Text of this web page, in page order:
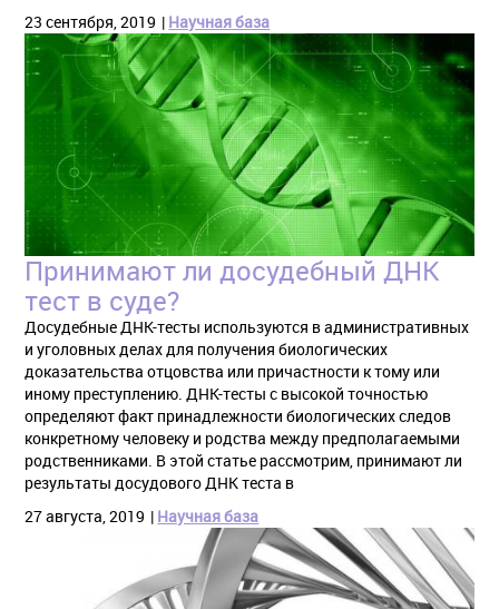
23 сентября, 2019
Научная база
Принимают ли досудебный ДНК
тест в суде?
Досудебные ДНК-тесты используются в административных
и уголовных делах для получения биологических
доказательства отцовства или причастности к тому или
иному преступлению. ДНК-тесты с высокой точностью
определяют факт принадлежности биологических следов
конкретному человеку и родства между предполагаемыми
родственниками. В этой статье рассмотрим, принимают ли
результаты досудового ДНК теста в
27 августа, 2019
Научная база